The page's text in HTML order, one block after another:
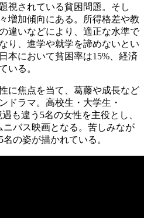
視されている貧困問題。そし
増加傾向にある。所得格差や教
違いなどにより、適正な水準で
り、進学や就学を諦めないとい
本において貧困率は15%、経済
いる。
に焦点を当て、葛藤や成長など
ドラマ。高校生・大学生・
も違う5名の女性を主役とし、
バス映画となる。苦しみなが
の姿が描かれている。